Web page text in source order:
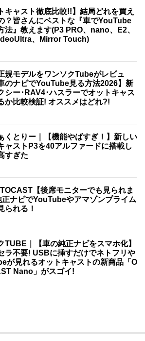
キャスト徹底比較!!】結局どれを買え
？皆さんにベストな『車でYouTube
法』教えます(P3 PRO、nano、E2、
、Mirror Touch)
規モデルをワンソクTubeがレビュ
のナビでYouTube見る方法2026】新
シー･RAV4･ハスラーでオットキャス
か比較検証! オススメはどれ?!
くとりー｜【機能やばすぎ！】新しい
ャストP3を40アルファードに搭載し
すぎた
【後席モニターでも見られま
ナビでYouTubeやアマゾンプライム
られる！
TUBE｜【車の純正ナビをスマホ化】
ラ不要! USBに挿すだけでネトフリや
が見れるオットキャストの新商品「O
Nano」がスゴイ!